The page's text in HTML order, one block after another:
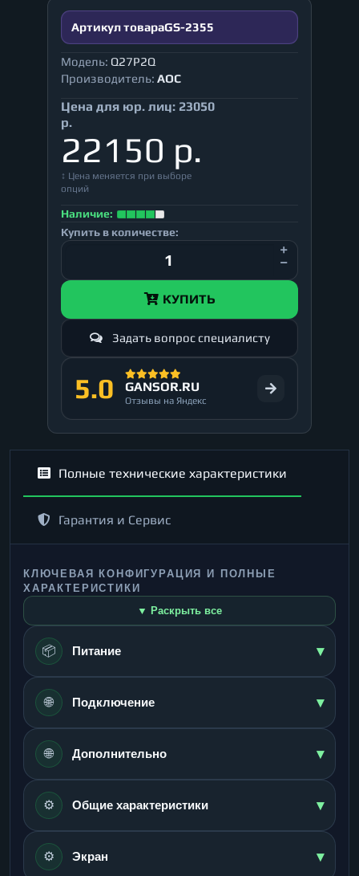
Артикул товараGS-2355
Модель: Q27P2Q
Производитель: AOC
Цена для юр. лиц: 23050
р.
22150 р.
↕ Цена меняется при выборе
опций
Наличие:
Купить в количестве:
КУПИТЬ
Задать вопрос специалисту
5.0 GANSOR.RU
Отзывы на Яндекс
Полные технические характеристики
Гарантия и Сервис
КЛЮЧЕВАЯ КОНФИГУРАЦИЯ И ПОЛНЫЕ
ХАРАКТЕРИСТИКИ
▼ Раскрыть все
📦 Питание ▾
🌐 Подключение ▾
🌐 Дополнительно ▾
⚙️ Общие характеристики ▾
⚙️ Экран ▾